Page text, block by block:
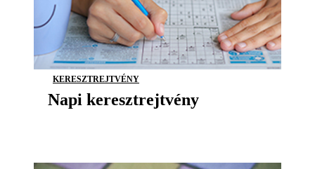
KERESZTREJTVÉNY
Napi keresztrejtvény